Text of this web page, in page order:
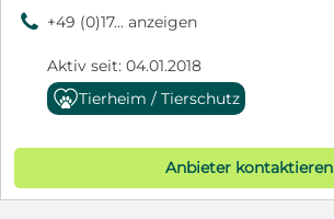
9 +49 (0)17... anzeigen
Aktiv seit: 04.01.2018
Tierheim / Tierschutz
Anbieter kontaktieren